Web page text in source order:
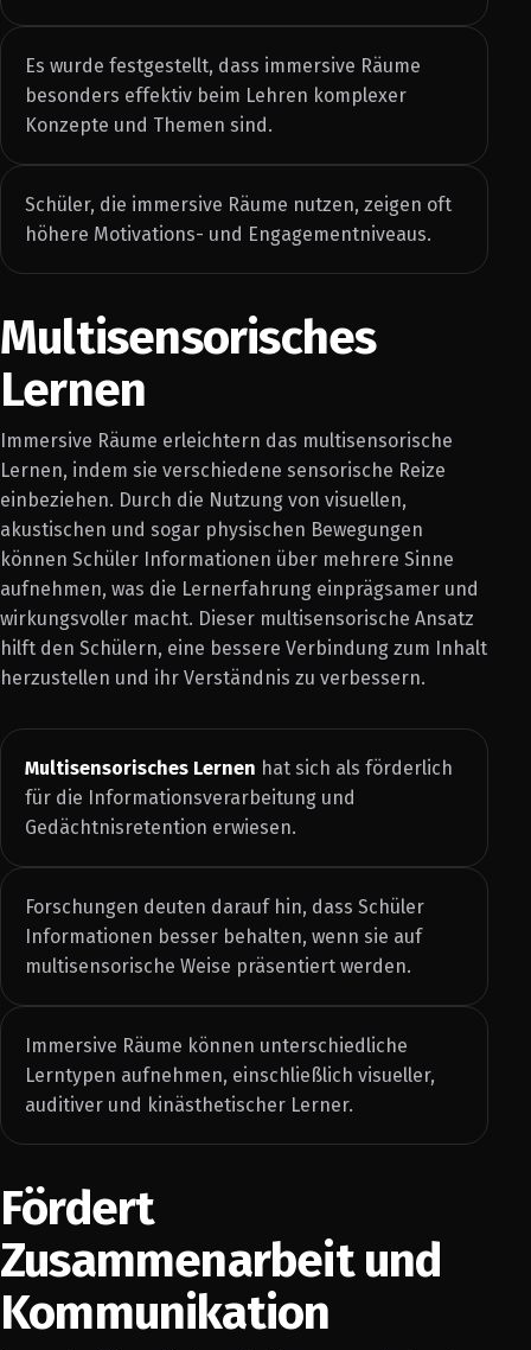
Es wurde festgestellt, dass immersive Räume
besonders effektiv beim Lehren komplexer
Konzepte und Themen sind.
Schüler, die immersive Räume nutzen, zeigen oft
höhere Motivations- und Engagementniveaus.
Multisensorisches
Lernen
Immersive Räume erleichtern das multisensorische
Lernen, indem sie verschiedene sensorische Reize
einbeziehen. Durch die Nutzung von visuellen,
akustischen und sogar physischen Bewegungen
können Schüler Informationen über mehrere Sinne
aufnehmen, was die Lernerfahrung einprägsamer und
wirkungsvoller macht. Dieser multisensorische Ansatz
hilft den Schülern, eine bessere Verbindung zum Inhalt
herzustellen und ihr Verständnis zu verbessern.
Multisensorisches Lernen hat sich als förderlich
für die Informationsverarbeitung und
Gedächtnisretention erwiesen.
Forschungen deuten darauf hin, dass Schüler
Informationen besser behalten, wenn sie auf
multisensorische Weise präsentiert werden.
Immersive Räume können unterschiedliche
Lerntypen aufnehmen, einschließlich visueller,
auditiver und kinästhetischer Lerner.
Fördert
Zusammenarbeit und
Kommunikation